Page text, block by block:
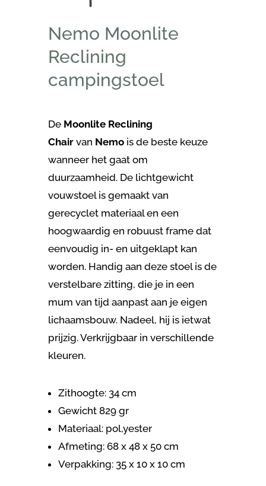
Nemo Moonlite
Reclining
campingstoel
De Moonlite Reclining
Chairvan Nemois de beste keuze
wanneer het gaat om
duurzaamheid. De lichtgewicht
vouwstoel is gemaakt van
gerecyclet materiaal en een
hoogwaardig en robuust frame dat
eenvoudig in- en uitgeklapt kan
worden. Handig aan deze stoel is de
verstelbare zitting, die je in een
mum van tijd aanpast aan je eigen
lichaamsbouw. Nadeel, hij is ietwat
prijzig. Verkrijgbaar in verschillende
kleuren.
Zithoogte: 34 cm
Gewicht 829 gr
Materiaal: pol,yester
Afmeting: 68 x 48 x 50 cm
Verpakking: 35 x 10 x 10 cm